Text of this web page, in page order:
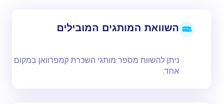
השוואת המותגים המובילים
ניתן להשוות מספר מותגי השכרת קמפרוואן במקום
אחד.